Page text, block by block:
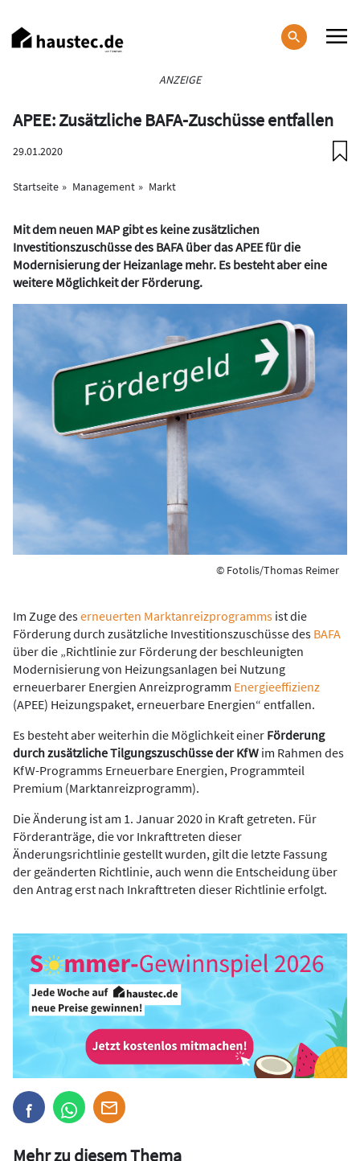
zum
Inhalt
ANZEIGE
APEE: Zusätzliche BAFA-Zuschüsse entfallen
29.01.2020
Startseite Management Markt
Mit dem neuen MAP gibt es keine zusätzlichen
Investitionszuschüsse des BAFA über das APEE für die
Modernisierung der Heizanlage mehr. Es besteht aber eine
weitere Möglichkeit der Förderung.
© Fotolis/Thomas Reimer
Im Zuge deserneuerten Marktanreizprogramms ist die
Förderung durch zusätzliche Investitionszuschüsse des BAFA
über die „Richtlinie zur Förderung der beschleunigten
Modernisierung von Heizungsanlagen bei Nutzung
erneuerbarer Energien Anreizprogramm Energieeffizienz
(APEE) Heizungspaket, erneuerbare Energien“ entfallen.
Es besteht aber weiterhin die Möglichkeit einer Förderung
durch zusätzliche Tilgungszuschüsse der KfW im Rahmen des
KfW-Programms Erneuerbare Energien, Programmteil
Premium (Marktanreizprogramm).
Die Änderung ist am 1. Januar 2020 in Kraft getreten. Für
Förderanträge, die vor Inkrafttreten dieser
Änderungsrichtlinie gestellt wurden, gilt die letzte Fassung
der geänderten Richtlinie, auch wenn die Entscheidung über
den Antrag erst nach Inkrafttreten dieser Richtlinie erfolgt.
Mehr zu diesem Thema